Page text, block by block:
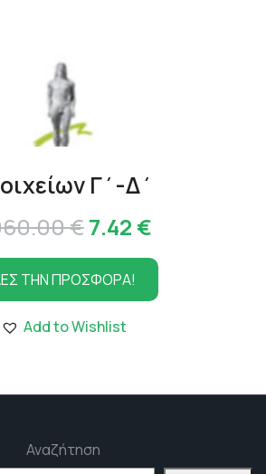
Γ΄-Δ΄
€Original
price
was:
1,060.00 €.
7.42 €Η
τρέχουσα
τιμή
ΤΗΝ ΠΡΟΣΦΟΡΑ!
Add to Wishlist
Αναζήτηση